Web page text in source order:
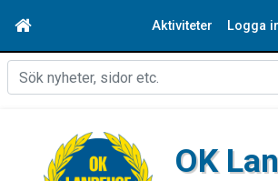
Aktiviteter Logga
OK